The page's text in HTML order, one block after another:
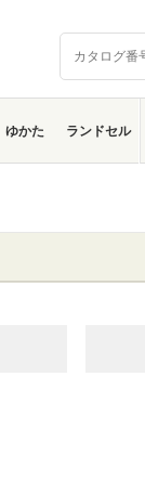
ゆかた ランドセル